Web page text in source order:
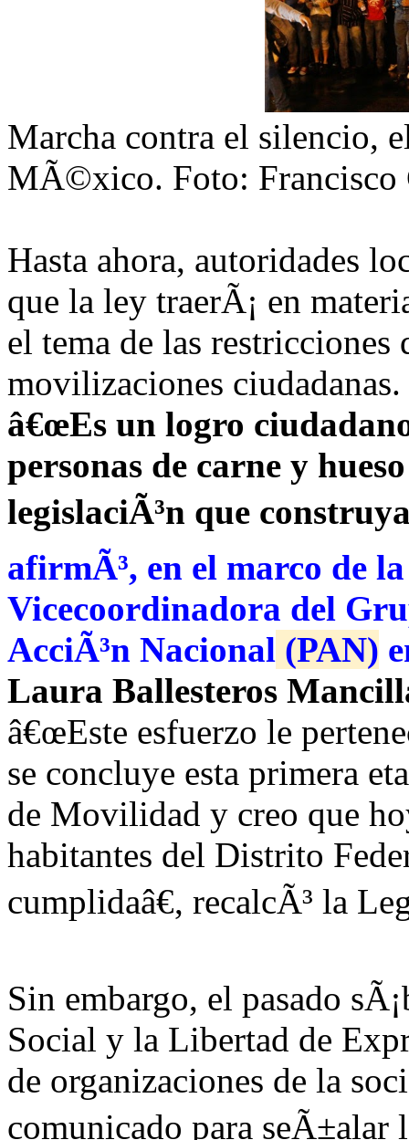
Marcha contra el silencio,
MÃ©xico. Foto: Francisco
Hasta ahora, autoridades
que la ley traerÃ¡ en
el tema de las restricciones
movilizaciones ciudadanas.
â€œEs un logro
personas de carne y
legislaciÃ³n que
afirmÃ³, en el marco de
Vicecoordinadora del
AcciÃ³n Nacional (PAN)
Laura Ballesteros
â€œEste esfuerzo le
se concluye esta primera
de Movilidad y creo que
habitantes del Distrito
cumplidaâ€, recalcÃ³ la
Sin embargo, el pasado
Social y la Libertad de
de organizaciones de la
comunicado para seÃ±alar